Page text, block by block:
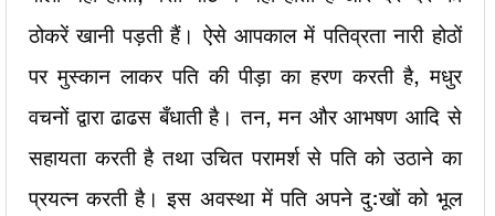
ठोकरें खानी पड़ती हैं। ऐसे आपकाल में पतिव्रता नारी होठों
पर मुस्कान लाकर पति की पीड़ा का हरण करती है, मधुर
वचनों द्वारा ढाढस बँधाती है। तन, मन और आभषण आदि से
सहायता करती है तथा उचित परामर्श से पति को उठाने का
प्रयत्न करती है। इस अवस्था में पति अपने दु:खों को भूल